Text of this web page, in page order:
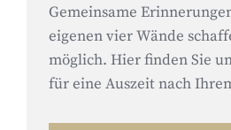
Gemeinsame
eigenen vier Wände
möglich. Hier finden Sie
für eine Auszeit nach